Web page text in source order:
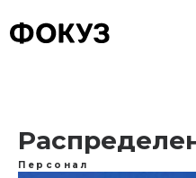
Персонал